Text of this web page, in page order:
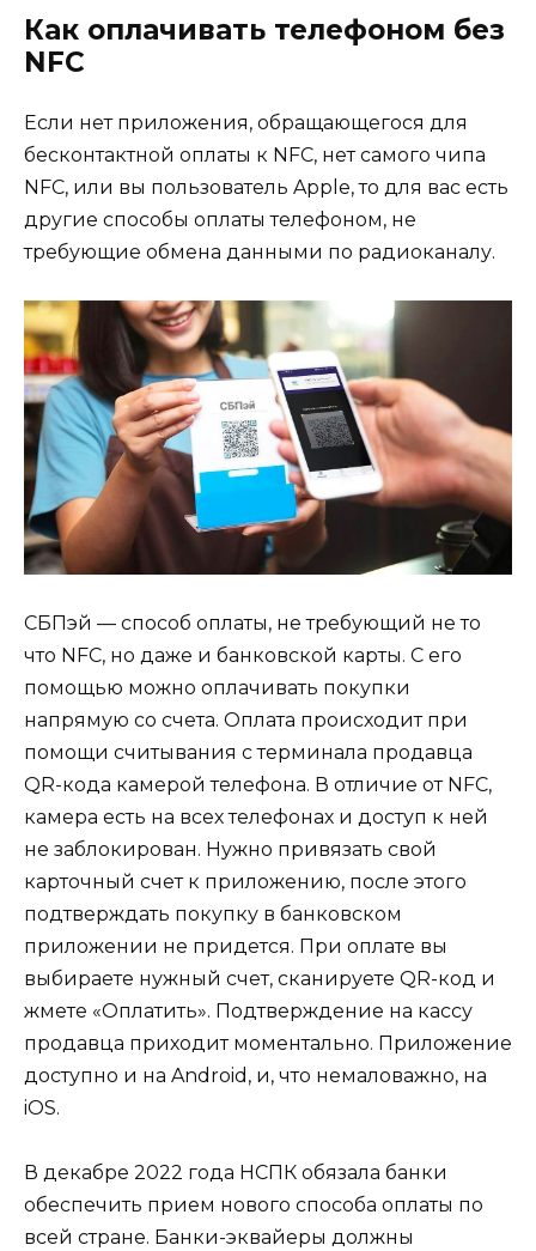
Как оплачивать телефоном без
NFC
Если нет приложения, обращающегося для
бесконтактной оплаты к NFC, нет самого чипа
NFC, или вы пользователь Apple, то для вас есть
другие способы оплаты телефоном, не
требующие обмена данными по радиоканалу.
СБПэй — способ оплаты, не требующий не то
что NFC, но даже и банковской карты. С его
помощью можно оплачивать покупки
напрямую со счета. Оплата происходит при
помощи считывания с терминала продавца
QR-кода камерой телефона. В отличие от NFC,
камера есть на всех телефонах и доступ к ней
не заблокирован. Нужно привязать свой
карточный счет к приложению, после этого
подтверждать покупку в банковском
приложении не придется. При оплате вы
выбираете нужный счет, сканируете QR-код и
жмете «Оплатить». Подтверждение на кассу
продавца приходит моментально. Приложение
доступно и на Android, и, что немаловажно, на
iOS.
В декабре 2022 года НСПК обязала банки
обеспечить прием нового способа оплаты по
всей стране. Банки-эквайеры должны